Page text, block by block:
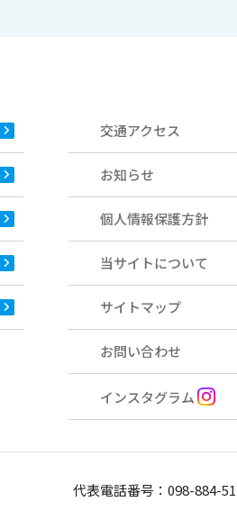
交通アクセス
お知らせ
個人情報保護方針
当サイトについて
サイトマップ
お問い合わせ
インスタグラム
代表電話番号： 098-884-